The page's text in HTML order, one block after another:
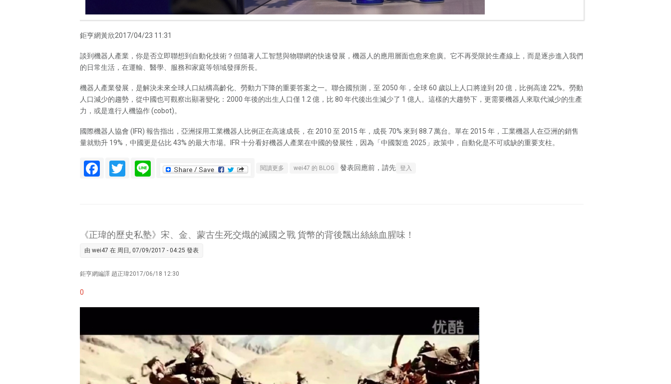
鉅亨網黃欣2017/04/23 11:31
談到機器人產業，你是否立即聯想到自動化技術？但隨著人工智慧與物聯網的快速發展，機器人的應用層面也愈來愈廣。它不再受限於生產線上，而是逐步進入我們
的日常生活，在運輸、醫學、服務和家庭等領域發揮所長。
機器人產業發展，是解決未來全球人口結構高齡化、勞動力下降的重要答案之一。聯合國預測，至 2050 年，全球 60 歲以上人口將達到 20 億，比例高達 22%。勞動
人口減少的趨勢，從中國也可觀察出顯著變化：2000 年後的出生人口僅 1.2 億，比 80 年代後出生減少了 1 億人。這樣的大趨勢下，更需要機器人來取代減少的生產
力，或是進行人機協作 (cobot)。
國際機器人協會 (IFR) 報告指出，亞洲採用工業機器人比例正在高速成長，在 2010 至 2015 年，成長 70% 來到 88.7 萬台。單在 2015 年，工業機器人在亞洲的銷售
量就勁升 19%，中國更是佔比 43% 的最大市場。IFR 十分看好機器人產業在中國的發展性，因為「中國製造 2025」政策中，自動化是不可或缺的重要支柱。
Facebook
Twitter
Line 閱讀更多 關於〈機器人商機〉從產線進入生活 機器人產業描繪未來
wei47 的 BLOG 發表回應前，請先 登入
《正瑋的歷史私塾》宋、金、蒙古生死交熾的滅國之戰 貨幣的背後飄出絲絲血腥味！
由 wei47 在 周日, 07/09/2017 - 04:25 發表
鉅亨網編譯 趙正瑋2017/06/18 12:30
0